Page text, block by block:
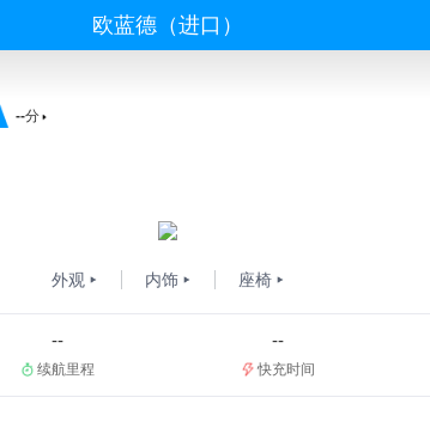
欧蓝德（进口）
--分
外观 内饰 座椅
--
续航里程
--
快充时间